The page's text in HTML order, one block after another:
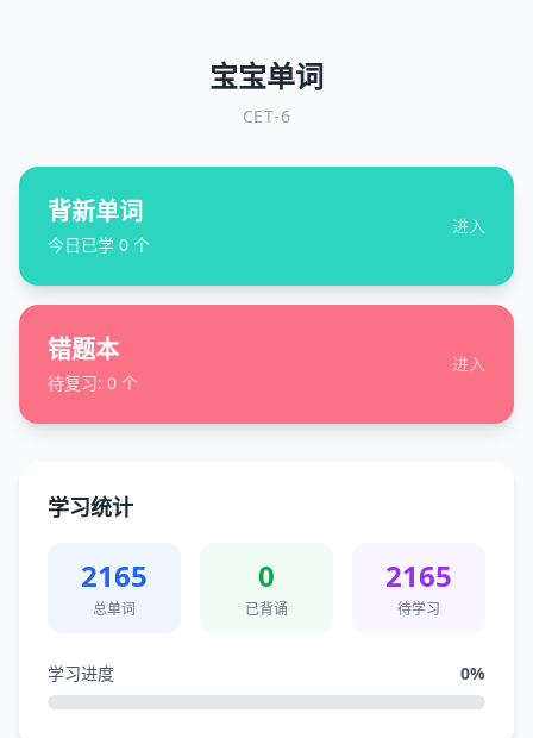
宝宝单词
CET-6
背新单词
今日已学 0 个
进入
错题本
待复习: 0 个
进入
学习统计
2165
总单词
0
已背诵
2165
待学习
学习进度 0%